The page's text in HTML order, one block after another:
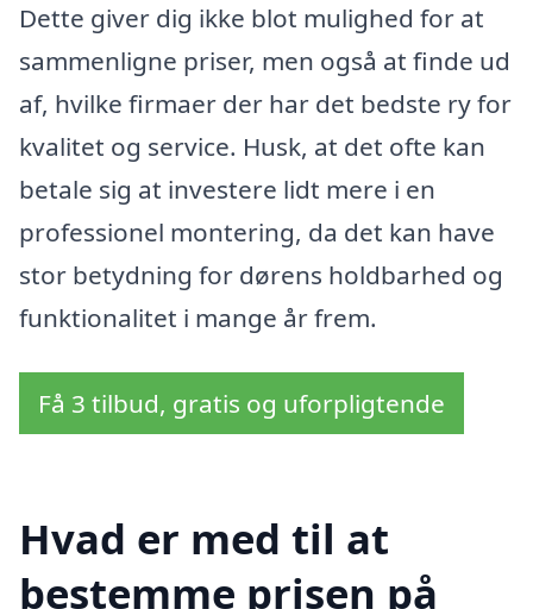
Dette giver dig ikke blot mulighed for at
sammenligne priser, men også at finde ud
af, hvilke firmaer der har det bedste ry for
kvalitet og service. Husk, at det ofte kan
betale sig at investere lidt mere i en
professionel montering, da det kan have
stor betydning for dørens holdbarhed og
funktionalitet i mange år frem.
Få 3 tilbud, gratis og uforpligtende
Hvad er med til at
bestemme prisen på